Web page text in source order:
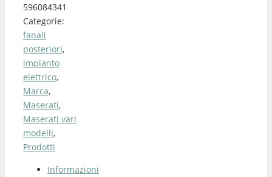
596084341
Categorie:
fanali
posteriori,
impianto
elettrico,
Marca,
Maserati,
Maserati vari
modelli,
Prodotti
Informazioni